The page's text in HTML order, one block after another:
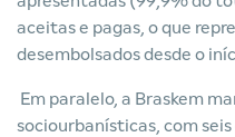
aceitas e pagas, o que
desembolsados desde o
Em paralelo, a Braskem
sociourbanísticas, com